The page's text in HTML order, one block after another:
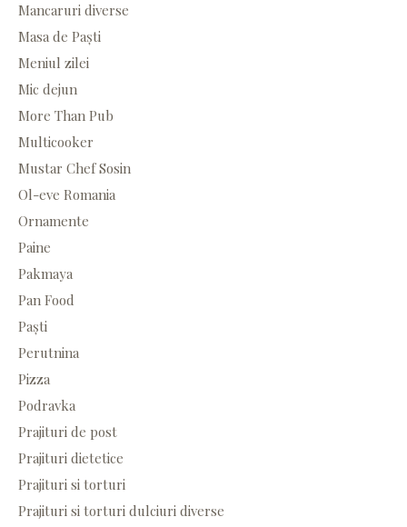
Mancaruri diverse
Masa de Paști
Meniul zilei
Mic dejun
More Than Pub
Multicooker
Mustar Chef Sosin
Ol-eve Romania
Ornamente
Paine
Pakmaya
Pan Food
Paști
Perutnina
Pizza
Podravka
Prajituri de post
Prajituri dietetice
Prajituri si torturi
Prajituri si torturi dulciuri diverse